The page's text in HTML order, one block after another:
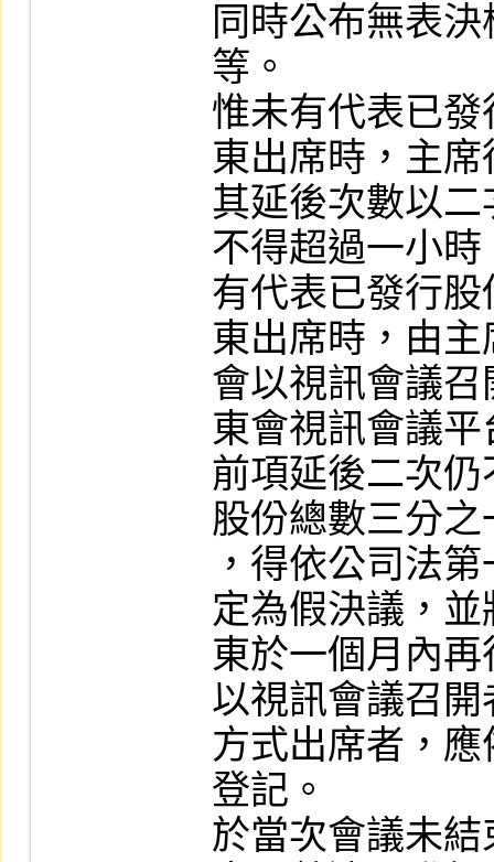
同時公布無表
等。
惟未有代表已
東出席時，主
其延後次數以
不得超過一小
有代表已發行
東出席時，由
會以視訊會議
東會視訊會議
前項延後二次
股份總數三分
，得依公司法
定為假決議，
東於一個月內
以視訊會議召
方式出席者，
登記。
於當次會議未